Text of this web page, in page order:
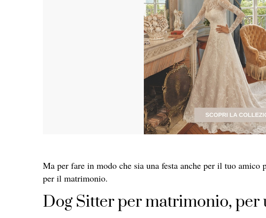
Ma per fare in modo che sia una festa anche per il tuo
per il matrimonio.
Dog Sitter per matrimonio, per